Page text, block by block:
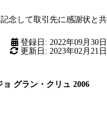
念して取引先に感謝状と共
登録日: 2022年09月30日
更新日: 2023年02月21日
グラン・クリュ 2006